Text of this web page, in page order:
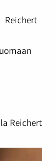
Reichert
Reichert